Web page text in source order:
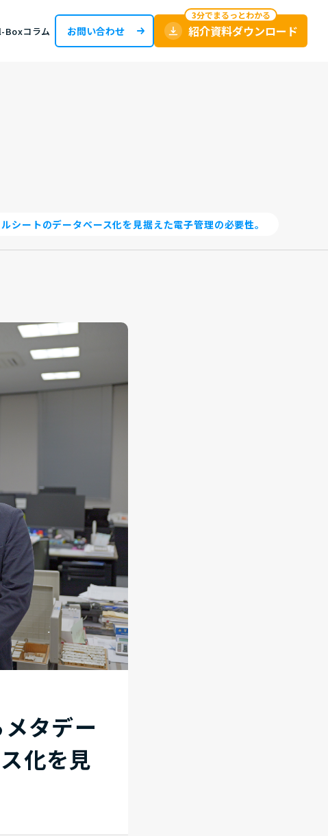
Boxコラム お問い合わせ 紹介資料ダウンロード
シートのデータベース化を見据えた電子管理の必要性。
タデー
化を見